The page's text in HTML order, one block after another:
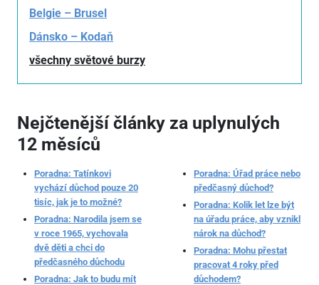
Belgie – Brusel
Dánsko – Kodaň
všechny světové burzy
Nejčtenější články za uplynulých
12 měsíců
Poradna: Tatínkovi
vychází důchod pouze 20
tisíc, jak je to možné?
Poradna: Narodila jsem se
v roce 1965, vychovala
dvě děti a chci do
předčasného důchodu
Poradna: Jak to budu mít
Poradna: Úřad práce nebo
předčasný důchod?
Poradna: Kolik let lze být
na úřadu práce, aby vznikl
nárok na důchod?
Poradna: Mohu přestat
pracovat 4 roky před
důchodem?